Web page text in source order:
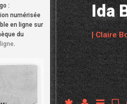
Ida
| Claire
:
numérisée
en ligne sur
du
.